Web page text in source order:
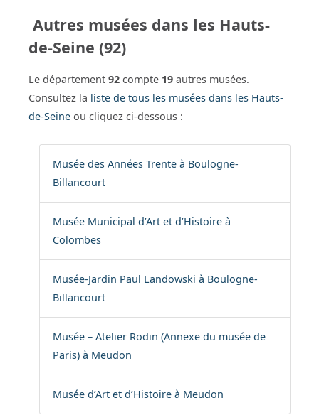
Autres musées dans les Hauts-
de-Seine (92)
Le département 92 compte 19 autres musées.
Consultez la liste de tous les musées dans les Hauts-
de-Seine ou cliquez ci-dessous :
Musée des Années Trente à Boulogne-
Billancourt
Musée Municipal d’Art et d’Histoire à
Colombes
Musée-Jardin Paul Landowski à Boulogne-
Billancourt
Musée – Atelier Rodin (Annexe du musée de
Paris) à Meudon
Musée d’Art et d’Histoire à Meudon